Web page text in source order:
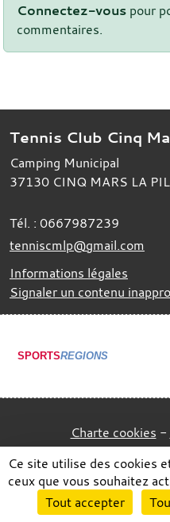
Connectez-vous pour
commentaires.
Tennis Club Cinq
Camping Municipal
37130 CINQ MARS LA
Tél. : 0667987239
tenniscmlp@gmail.com
Informations légales
Signaler un contenu
SPORTSREGIONS
Charte cookies
Envie de participer ?
Ce site utilise des cookies
ceux que vous souhaitez
Tout accepter